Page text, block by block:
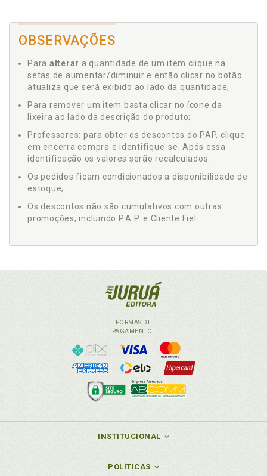
OBSERVAÇÕES
Para alterar a quantidade de um item clique na
setas de aumentar/diminuir e então clicar no botão
atualiza que será exibido ao lado da quantidade;
Para remover um item basta clicar no ícone da
lixeira ao lado da descrição do produto;
Professores: para obter os descontos do PAP, clique
em encerra compra e identifique-se. Após essa
identificação os valores serão recalculados.
Os pedidos ficam condicionados a disponibilidade de
estoque;
Os descontos não são cumulativos com outras
promoções, incluindo P.A.P. e Cliente Fiel.
FORMAS DE
PAGAMENTO
INSTITUCIONAL
POLÍTICAS